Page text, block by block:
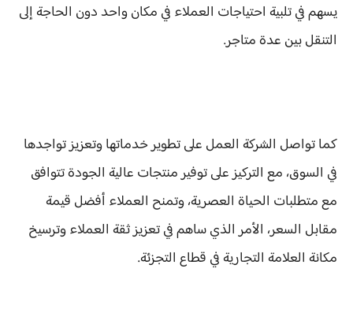
يسهم في تلبية احتياجات العملاء في مكان واحد دون الحاجة إلى
التنقل بين عدة متاجر.
كما تواصل الشركة العمل على تطوير خدماتها وتعزيز تواجدها
في السوق، مع التركيز على توفير منتجات عالية الجودة تتوافق
مع متطلبات الحياة العصرية، وتمنح العملاء أفضل قيمة
مقابل السعر، الأمر الذي ساهم في تعزيز ثقة العملاء وترسيخ
مكانة العلامة التجارية في قطاع التجزئة.